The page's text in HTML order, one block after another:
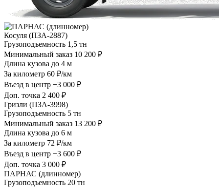
Косуля (ПЗА-2887)
Грузоподъемность 1,5 тн
Минимальный заказ 10 200 ₽
Длина кузова до 4 м
За километр 60 ₽/км
Въезд в центр +3 000 ₽
Доп. точка 2 400 ₽
Гризли (ПЗА-3998)
Грузоподъемность 5 тн
Минимальный заказ 13 200 ₽
Длина кузова до 6 м
За километр 72 ₽/км
Въезд в центр +3 600 ₽
Доп. точка 3 000 ₽
ПАРНАС (длинномер)
Грузоподъемность 20 тн